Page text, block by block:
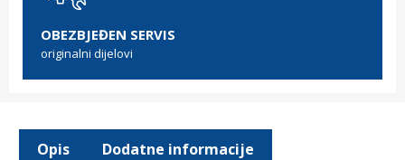
OBEZBJEĐEN SERVIS
originalni dijelovi
Opis Dodatne informacije